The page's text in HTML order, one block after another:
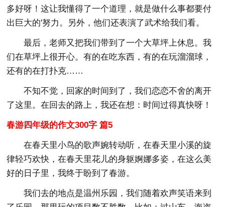
多好呀！这让我懂得了一个道理，就是做什么事都要付
出巨大的'努力。另外，他们还表演了武术给我们看。
最后，老师又把我们带到了一个大草坪上休息。我
们在草坪上很开心。有的在吃东西，有的在玩溜溜球，
还有的在打扑克……
不知不觉，回家的时间到了，我们恋恋不舍的离开
了这里。在回去的路上，我还在想：时间过得真快呀！
春游四年级的作文300字 篇5
在春天里小鸟的歌声婉转动听，在春天里小溪的旋
律轻巧欢快，在春天里花儿的身躯婀娜多姿，在这么美
好的日子里，我终于盼到了春游。
我们去的地点是温州乐园，我们随着欢声笑语来到